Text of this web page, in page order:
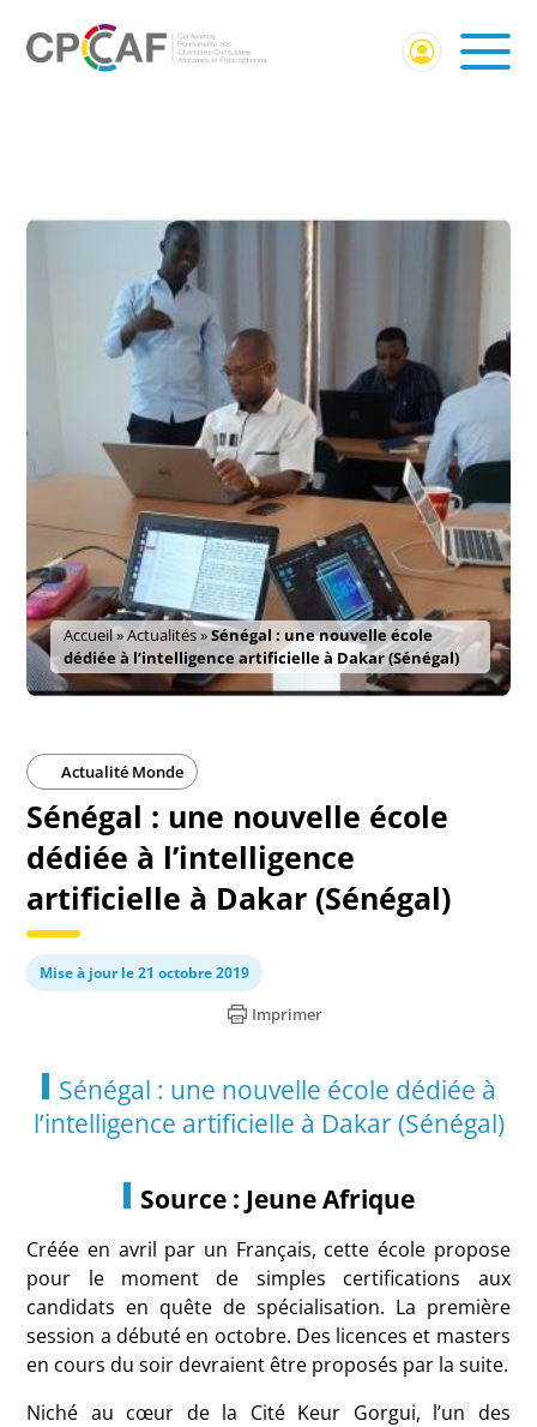
Accueil»Actualités»Sénégal : une nouvelle école
dédiée à l’intelligence artificielle à Dakar (Sénégal)
Actualité Monde
Sénégal : une nouvelle école
dédiée à l’intelligence
artificielle à Dakar (Sénégal)
Mise à jour le 21 octobre 2019
Imprimer
Sénégal : une nouvelle école dédiée à
l’intelligence artificielle à Dakar (Sénégal)
Source : Jeune Afrique
Créée en avril par un Français, cette école propose
pour le moment de simples certifications aux
candidats en quête de spécialisation. La première
session a débuté en octobre. Des licences et masters
en cours du soir devraient être proposés par la suite.
Niché au cœur de la Cité Keur Gorgui, l’un des